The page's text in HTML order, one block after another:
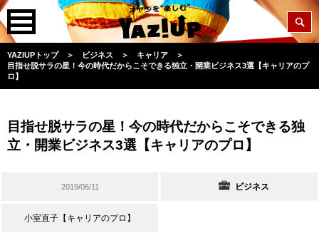
YAZIUPトップ ＞ ビジネス ＞ キャリア
＞
目指せ脱サラの星！今の時代だからこそできる独立・開業ビジネス3選【キャリアのプ
ロ】
目指せ脱サラの星！今の時代だからこそできる独
立・開業ビジネス3選【キャリアのプロ】
2019/06/11 ビジネス
小室直子【キャリアのプロ】